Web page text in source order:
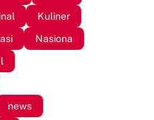
Kuliner
Nasiona
news